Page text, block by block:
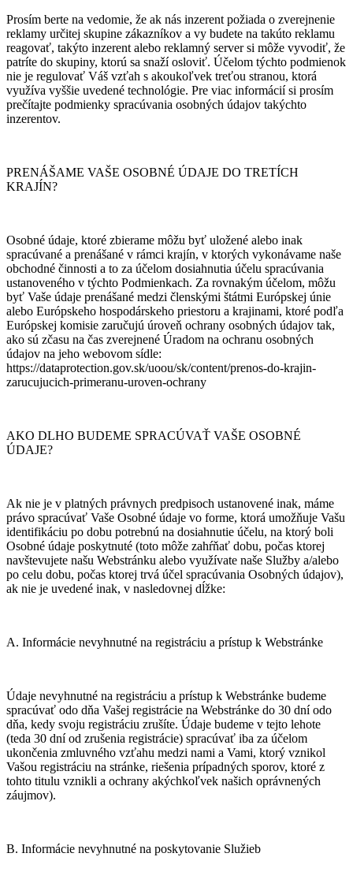
Prosím berte na vedomie, že ak nás inzerent požiada o zverejnenie
reklamy určitej skupine zákazníkov a vy budete na takúto reklamu
reagovať, takýto inzerent alebo reklamný server si môže vyvodiť, že
patríte do skupiny, ktorú sa snaží osloviť. Účelom týchto podmienok
nie je regulovať Váš vzťah s akoukoľvek treťou stranou, ktorá
využíva vyššie uvedené technológie. Pre viac informácií si prosím
prečítajte podmienky spracúvania osobných údajov takýchto
inzerentov.
PRENÁŠAME VAŠE OSOBNÉ ÚDAJE DO TRETÍCH
KRAJÍN?
Osobné údaje, ktoré zbierame môžu byť uložené alebo inak
spracúvané a prenášané v rámci krajín, v ktorých vykonávame naše
obchodné činnosti a to za účelom dosiahnutia účelu spracúvania
ustanoveného v týchto Podmienkach. Za rovnakým účelom, môžu
byť Vaše údaje prenášané medzi členskými štátmi Európskej únie
alebo Európskeho hospodárskeho priestoru a krajinami, ktoré podľa
Európskej komisie zaručujú úroveň ochrany osobných údajov tak,
ako sú zčasu na čas zverejnené Úradom na ochranu osobných
údajov na jeho webovom sídle:
https://dataprotection.gov.sk/uoou/sk/content/prenos-do-krajin-
zarucujucich-primeranu-uroven-ochrany
AKO DLHO BUDEME SPRACÚVAŤ VAŠE OSOBNÉ
ÚDAJE?
Ak nie je v platných právnych predpisoch ustanovené inak, máme
právo spracúvať Vaše Osobné údaje vo forme, ktorá umožňuje Vašu
identifikáciu po dobu potrebnú na dosiahnutie účelu, na ktorý boli
Osobné údaje poskytnuté (toto môže zahŕňať dobu, počas ktorej
navštevujete našu Webstránku alebo využívate naše Služby a/alebo
po celu dobu, počas ktorej trvá účel spracúvania Osobných údajov),
ak nie je uvedené inak, v nasledovnej dĺžke:
A. Informácie nevyhnutné na registráciu a prístup k Webstránke
Údaje nevyhnutné na registráciu a prístup k Webstránke budeme
spracúvať odo dňa Vašej registrácie na Webstránke do 30 dní odo
dňa, kedy svoju registráciu zrušíte. Údaje budeme v tejto lehote
(teda 30 dní od zrušenia registrácie) spracúvať iba za účelom
ukončenia zmluvného vzťahu medzi nami a Vami, ktorý vznikol
Vašou registráciu na stránke, riešenia prípadných sporov, ktoré z
tohto titulu vznikli a ochrany akýchkoľvek našich oprávnených
záujmov).
B. Informácie nevyhnutné na poskytovanie Služieb